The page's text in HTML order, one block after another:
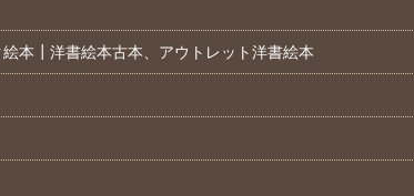
本┃洋書絵本古本、アウトレット洋書絵本